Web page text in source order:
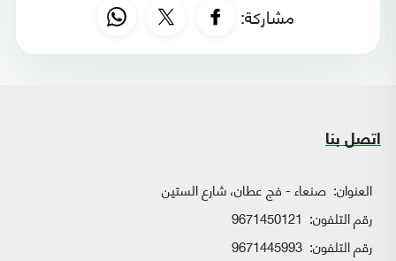
مشاركة:
اتصل بنا
العنوان: صنعاء - فج عطان، شارع الستين
رقم التلفون: 9671450121
رقم التلفون: 9671445993